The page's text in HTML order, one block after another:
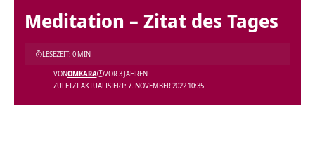
Meditation – Zitat des Tages
ZULETZT AKTUALISIERT: 7. NOVEMBER 2022 10:35
VONOMKARA VOR 3 JAHREN
LESEZEIT: 0 MIN